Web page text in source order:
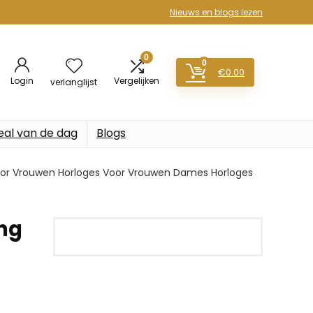
Nieuws en blogs lezen
Login verlanglijst
0
Vergelijken
0
€0.00
van de dag Blogs
Vrouwen Horloges Voor Vrouwen Dames Horloges